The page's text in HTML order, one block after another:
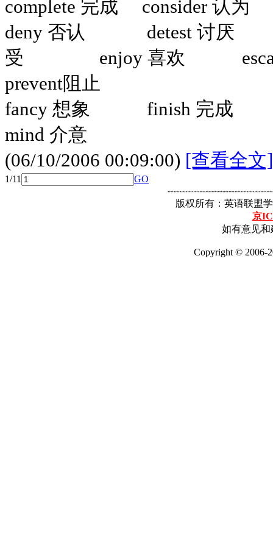
complete 完成
deny 否认 detest 讨
受 enjoy 喜欢
prevent阻止
fancy 想象 finish 完
mind 介意
(06/10/2006 00:09:00) [查看全文]
1/11
GO
版权所有：英语联盟
京
如有意见和
Copyright © 2006-